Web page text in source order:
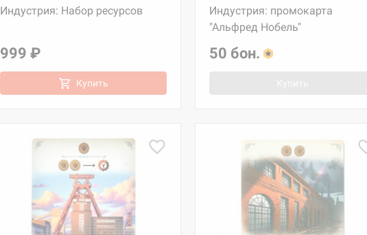
Индустрия: Набор ресурсов
999 ₽
Купить
Индустрия: промокарта
"Альфред Нобель"
50 бон.